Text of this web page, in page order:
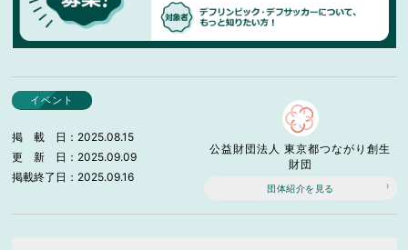
イベント
掲載日
2025.08.15
更新日
2025.09.09
掲載終了日
2025.09.16
公益財団法人 東京都つながり創生
財団
団体紹介を見る